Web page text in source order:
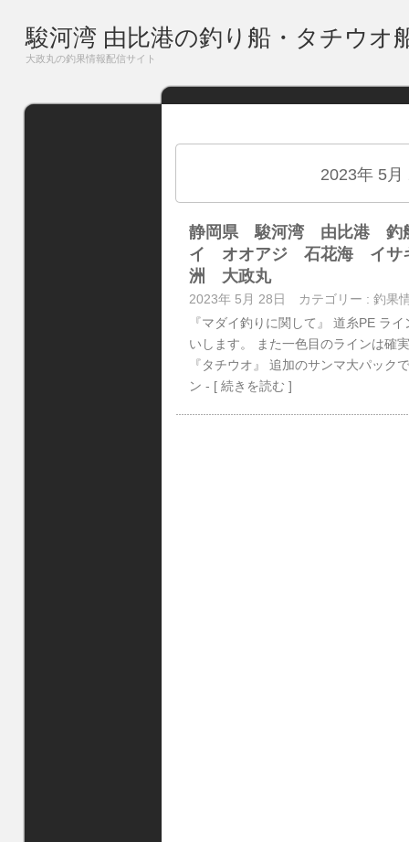
駿河湾 由比港の釣り船・タチウオ
大政丸の釣果情報配信サイト
2023年 5月
静岡県 駿河湾 由比港
イ オオアジ 石花海 イ
洲 大政丸
2023年 5月 28日 カテゴリー : 釣果
『マダイ釣りに関して』 道糸PE ラ
いします。 また一色目のラインは確
『タチウオ』 追加のサンマ大パック
ン - [ 続きを読む ]